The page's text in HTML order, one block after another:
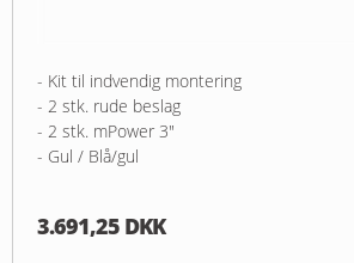
- Kit til indvendig montering
- 2 stk. rude beslag
- 2 stk. mPower 3"
- Gul / Blå/gul
3.691,25 DKK